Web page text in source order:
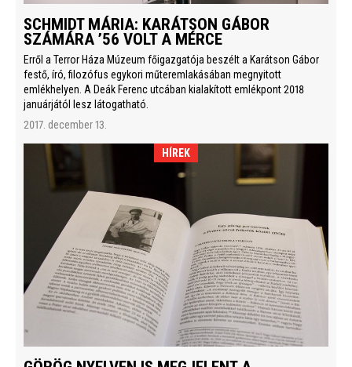
SCHMIDT MÁRIA: KARÁTSON GÁBOR
SZÁMÁRA ’56 VOLT A MÉRCE
Erről a Terror Háza Múzeum főigazgatója beszélt a Karátson Gábor
festő, író, filozófus egykori műteremlakásában megnyitott
emlékhelyen. A Deák Ferenc utcában kialakított emlékpont 2018
januárjától lesz látogatható.
2017. december 13.
HÍREK